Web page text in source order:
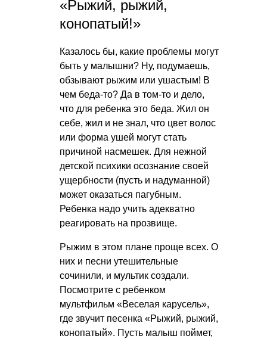
«Рыжий, рыжий,
конопатый!»
Казалось бы, какие проблемы могут
быть у малышни? Ну, подумаешь,
обзывают рыжим или ушастым! В
чем беда-то? Да в том-то и дело,
что для ребенка это беда. Жил он
себе, жил и не знал, что цвет волос
или форма ушей могут стать
причиной насмешек. Для нежной
детской психики осознание своей
ущербности (пусть и надуманной)
может оказаться пагубным.
Ребенка надо учить адекватно
реагировать на прозвище.
Рыжим в этом плане проще всех. О
них и песни утешительные
сочинили, и мультик создали.
Посмотрите с ребенком
мультфильм «Веселая карусель»,
где звучит песенка «Рыжий, рыжий,
конопатый». Пусть малыш поймет,